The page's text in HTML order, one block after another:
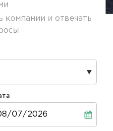
компании и отвечать